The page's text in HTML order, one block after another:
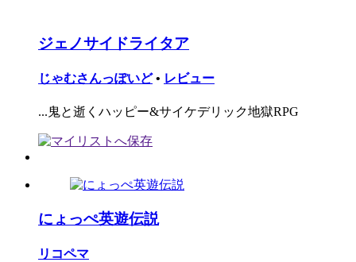
ジェノサイドライタア
じゃむさんっぽいど • レビュー
...鬼と逝くハッピー&サイケデリック地獄RPG
にょっぺ英遊伝説
リコペマ